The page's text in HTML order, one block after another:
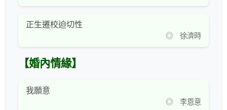
正生遷校迫切性
◎ 徐濟時
【婚內情緣】
我願意
◎ 李恩意